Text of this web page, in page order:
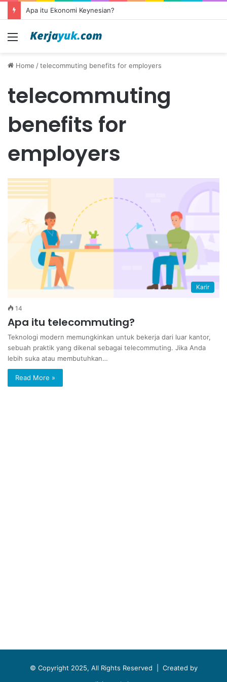
Apa itu Ekonomi Keynesian?
Menu
Home /telecommuting benefits for employers
telecommuting
benefits for
employers
Karir
14
Apa itu telecommuting?
Teknologi modern memungkinkan untuk bekerja dari luar kantor,
sebuah praktik yang dikenal sebagai telecommuting. Jika Anda
lebih suka atau membutuhkan…
Read More »
© Copyright 2025, All Rights Reserved | Created by